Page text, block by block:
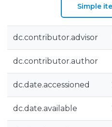
Simple
dc.contributor.advisor
dc.contributor.author
dc.date.accessioned
dc.date.available